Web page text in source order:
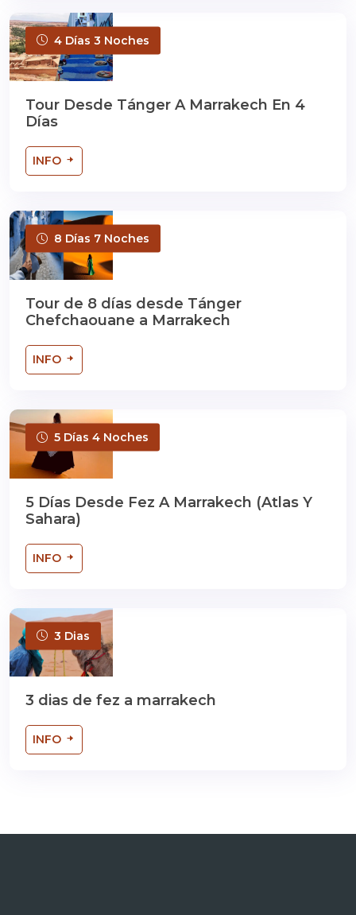
4 Días 3 Noches
Tour Desde Tánger A Marrakech En 4
Días
INFO
8 Días 7 Noches
Tour de 8 días desde Tánger
Chefchaouane a Marrakech
INFO
5 Días 4 Noches
5 Días Desde Fez A Marrakech (Atlas Y
Sahara)
INFO
3 Dias
3 dias de fez a marrakech
INFO